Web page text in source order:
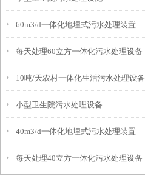
60m3/d一体化地埋式污水处理装置
每天处理60立方一体化污水处理设备
10吨/天农村一体化生活污水处理设备
小型卫生院污水处理设备
40m3/d一体化地埋式污水处理装置
每天处理40立方一体化污水处理设备